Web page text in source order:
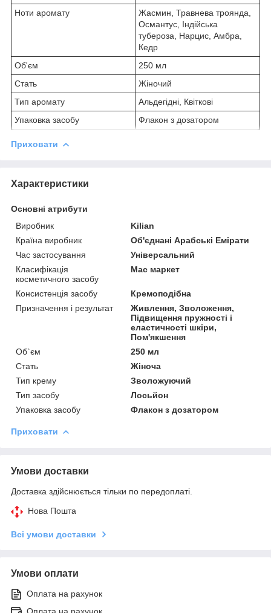
Ноти аромату
Жасмин, Травнева троянда,
Османтус, Індійська
тубероза, Нарцис, Амбра,
Кедр
Об'єм
250 мл
Стать
Жіночий
Тип аромату
Альдегідні, Квіткові
Упаковка засобу
Флакон з дозатором
Приховати
Характеристики
Основні атрибути
Виробник
Kilian
Країна виробник
Об'єднані Арабські Емірати
Час застосування
Універсальний
Класифікація
косметичного засобу
Мас маркет
Консистенція засобу
Кремоподібна
Призначення і результат
Живлення, Зволоження,
Підвищення пружності і
еластичності шкіри,
Пом'якшення
Об`єм
250 мл
Стать
Жіноча
Тип крему
Зволожуючий
Тип засобу
Лосьйон
Упаковка засобу
Флакон з дозатором
Приховати
Умови доставки
Доставка здійснюється тільки по передоплаті.
Нова Пошта
Всі умови доставки
Умови оплати
Оплата на рахунок
Оплата на рахунок